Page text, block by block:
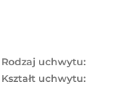
Rodzaj uchwytu:
Kształt uchwytu: